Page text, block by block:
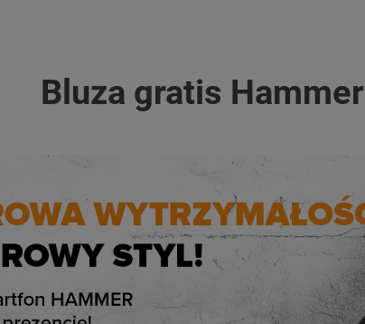
Bluza gratis Hammer